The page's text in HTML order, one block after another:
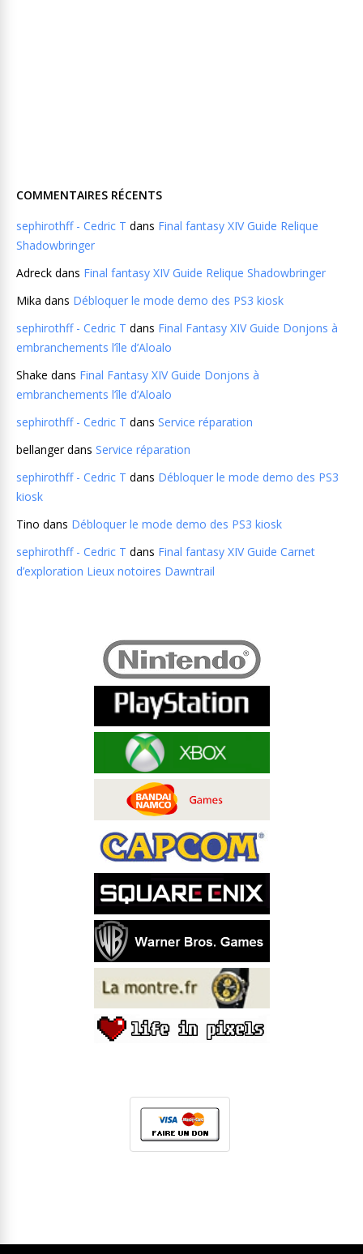
COMMENTAIRES RÉCENTS
sephirothff - Cedric T dans Final fantasy XIV Guide Relique
Shadowbringer
Adreck dans Final fantasy XIV Guide Relique Shadowbringer
Mika dans Débloquer le mode demo des PS3 kiosk
sephirothff - Cedric T dans Final Fantasy XIV Guide Donjons à
embranchements l’île d’Aloalo
Shake dans Final Fantasy XIV Guide Donjons à
embranchements l’île d’Aloalo
sephirothff - Cedric T dans Service réparation
bellangerdans Service réparation
sephirothff - Cedric T dans Débloquer le mode demo des PS3
kiosk
Tino dans Débloquer le mode demo des PS3 kiosk
sephirothff - Cedric T dans Final fantasy XIV Guide Carnet
d’exploration Lieux notoires Dawntrail